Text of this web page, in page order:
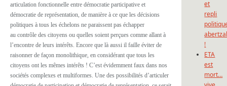
articulation fonctionnelle entre démocratie participative et
démocratie de représentation, de manière à ce que les décisions
politiques à tous les échelons ne paraissent pas échapper
au contrôle des citoyens ou quelles soient perçues comme allant à
l’encontre de leurs intérêts. Encore que là aussi il faille éviter de
raisonner de façon monolithique, en considérant que tous les
citoyens ont les mêmes intérêts ! C’est évidemment faux dans nos
sociétés complexes et multiformes. Une des possibilités d’articuler
et
repli
!
ETA
est
mort…